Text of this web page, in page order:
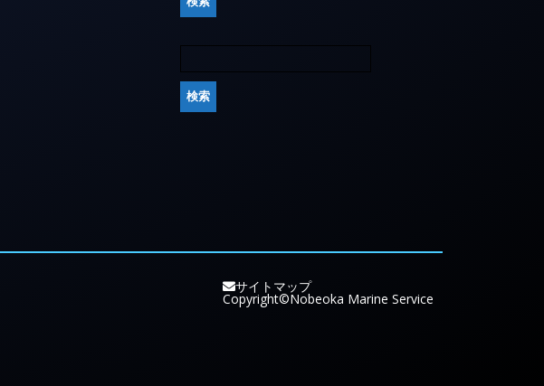
サイトマップ
Copyright©Nobeoka Marine Service